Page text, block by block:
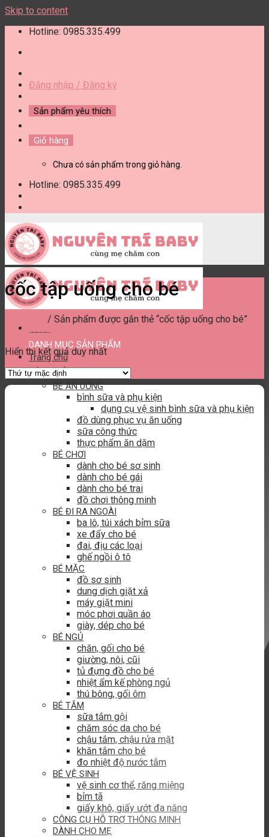
Skip to content
Hotline: 0985.335.499
Đăng nhập / Đăng ký
Sản phẩm yêu thích
Giỏ hàng
Chưa có sản phẩm trong giỏ hàng.
Hotline: 0985.335.499
DANH MỤC SẢN PHẨM
Trang chủ
SẢN PHẨM
BÉ ĂN UỐNG
bình sữa và phụ kiện
dụng cụ vệ sinh bình sữa và phụ kiện
đồ dùng phục vụ ăn uống
sữa công thức
thực phẩm ăn dặm
BÉ CHƠI
dành cho bé sơ sinh
dành cho bé gái
dành cho bé trai
đồ chơi thông minh
BÉ ĐI RA NGOÀI
ba lô, túi xách bỉm sữa
xe đẩy cho bé
đai, địu các loại
ghế ngồi ô tô
BÉ MẶC
đồ sơ sinh
dung dịch giặt xả
máy giặt mini
móc phơi quần áo
giày, dép cho bé
BÉ NGỦ
chăn, gối cho bé
giường, nôi, cũi
tủ đựng đồ cho bé
nhiệt ẩm kế phòng ngủ
thú bông, gối ôm
BÉ TẮM
sữa tắm gội
chăm sóc da cho bé
chậu tắm, chậu rửa mặt
khăn tắm cho bé
đo nhiệt độ nước tắm
BÉ VỆ SINH
vệ sinh cơ thể, răng miệng
bỉm tã
giấy khô, giấy ướt đa năng
CÔNG CỤ HỖ TRỢ THÔNG MINH
DÀNH CHO MẸ
cốc tập uống cho bé
/ Sản phẩm được gắn thẻ “cốc tập uống cho bé”
lọc sản phẩm
Hiển thị kết quả duy nhất